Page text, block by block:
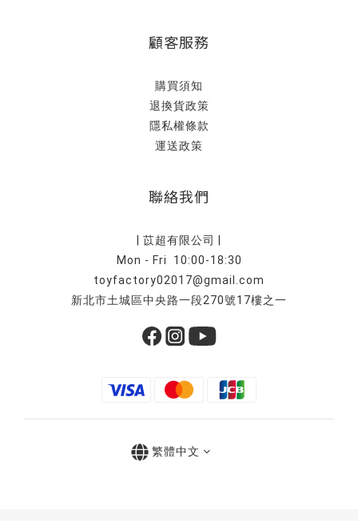
顧客服務
購買須知
退換貨政策
隱私權條款
運送政策
聯絡我們
| 苡超有限公司 |
Mon - Fri 10:00-18:30
toyfactory02017@gmail.com
新北市土城區中央路一段270號17樓之一
繁體中文